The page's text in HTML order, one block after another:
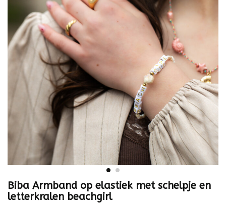
Biba Armband op elastiek met schelpje en
letterkralen beachgirl